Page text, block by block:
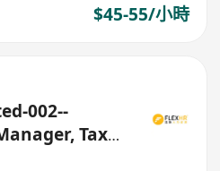
$45-55/小時
002--
Tax